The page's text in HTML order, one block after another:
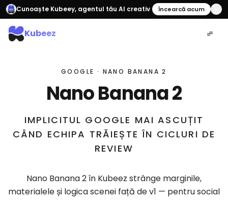
Cunoaște Kubeey, agentul tău AI creativ Încearcă acum
Kubeez
GOOGLE · NANO BANANA 2
Nano Banana 2
IMPLICITUL GOOGLE MAI ASCUȚIT
CÂND ECHIPA TRĂIEȘTE ÎN CICLURI DE
REVIEW
Nano Banana 2 în Kubeez strânge marginile,
materialele și logica scenei față de v1 — pentru social